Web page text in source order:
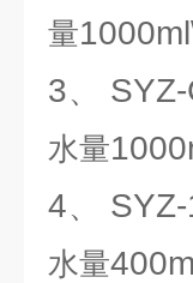
量
3、 SYZ-
水量
4、
水量